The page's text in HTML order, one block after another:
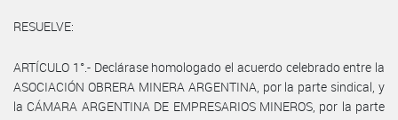
RESUELVE:
ARTÍCULO 1°.- Declárase homologado el acuerdo celebrado entre la
ASOCIACIÓN OBRERA MINERA ARGENTINA, por la parte sindical, y
la CÁMARA ARGENTINA DE EMPRESARIOS MINEROS, por la parte